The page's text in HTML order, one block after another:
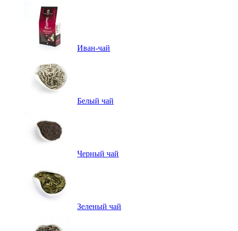
Иван-чай
Белый чай
Черный чай
Зеленый чай